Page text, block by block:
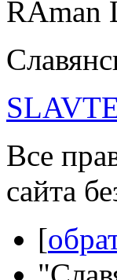
RAman
Все
сайта
[